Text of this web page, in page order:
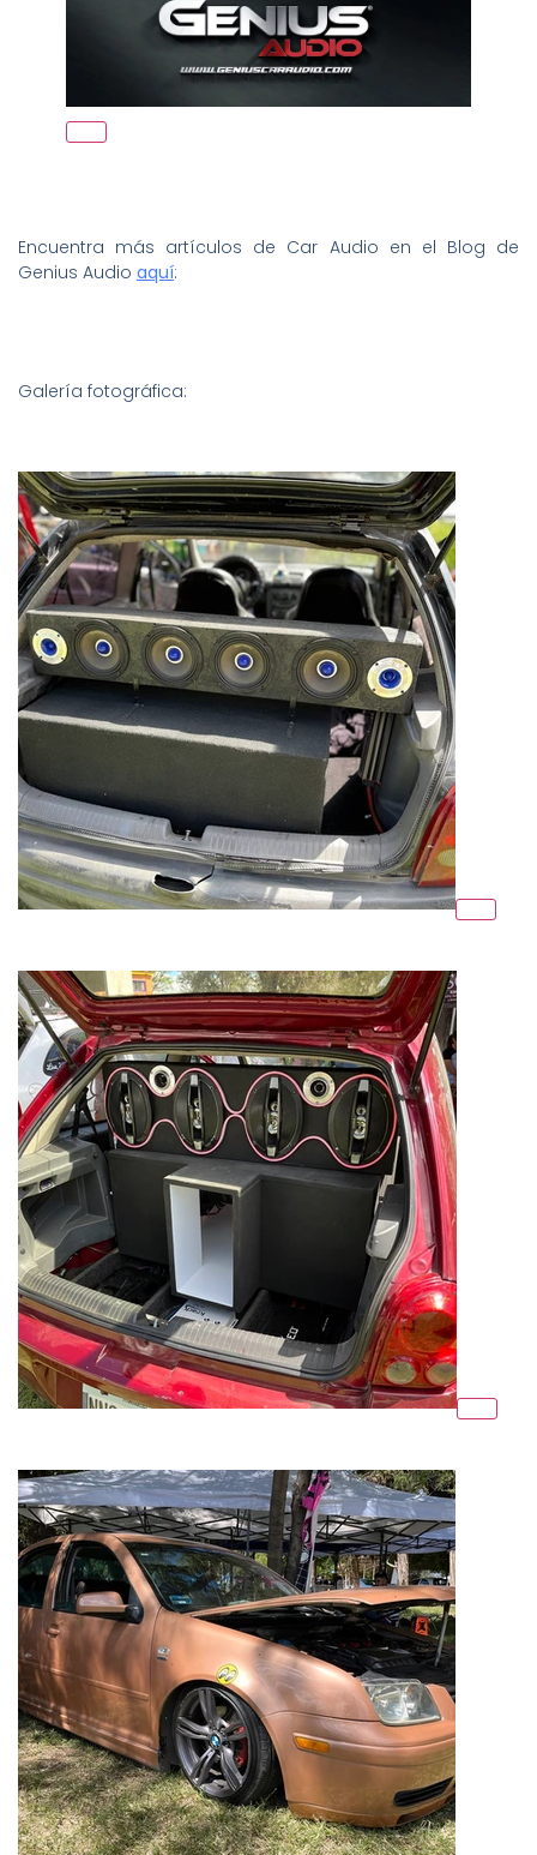
Encuentra más artículos de Car Audio en el Blog de
Genius Audio aquí:
Galería fotográfica: